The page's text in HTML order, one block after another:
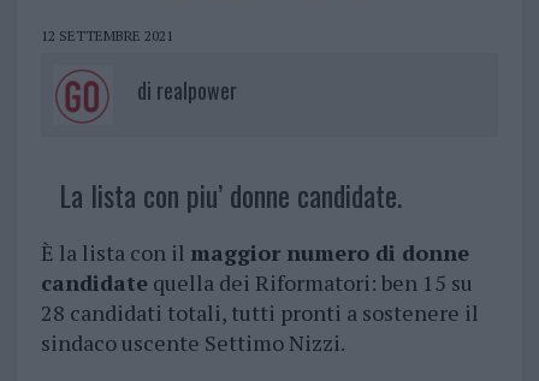
12 SETTEMBRE 2021
di realpower
La lista con piu’ donne candidate.
È la lista con il maggior numero di donne
candidatequella dei Riformatori: ben 15 su
28 candidati totali, tutti pronti a sostenere il
sindaco uscente Settimo Nizzi.